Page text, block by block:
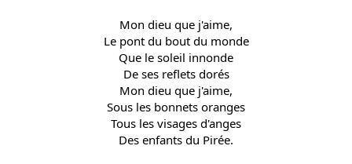
Mon dieu que j'aime,
Le pont du bout du monde
Que le soleil innonde
De ses reflets dorés
Mon dieu que j'aime,
Sous les bonnets oranges
Tous les visages d'anges
Des enfants du Pirée.